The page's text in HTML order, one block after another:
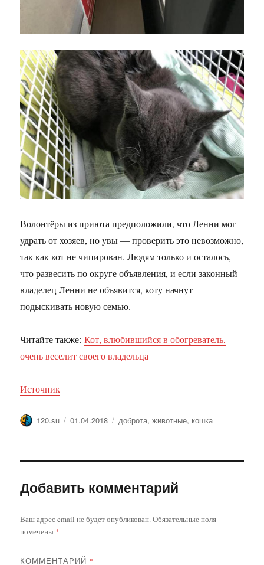
Волонтёры из приюта предположили, что Ленни мог
удрать от хозяев, но увы — проверить это невозможно,
так как кот не чипирован. Людям только и осталось,
что развесить по округе объявления, и если законный
владелец Ленни не объявится, коту начнут
подыскивать новую семью.
Читайте также:Кот, влюбившийся в обогреватель,
очень веселит своего владельца
Источник
Автор
120.su Опубликовано
01.04.2018 Метки
доброта,животные, кошка
Добавить комментарий
Ваш адрес email не будет опубликован.Обязательные поля
помечены *
КОММЕНТАРИЙ *